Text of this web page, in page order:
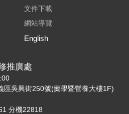
文件下載
網站導覽
English
推廣處
區吳興街250號(藥學暨營養大樓1F)
分機22818